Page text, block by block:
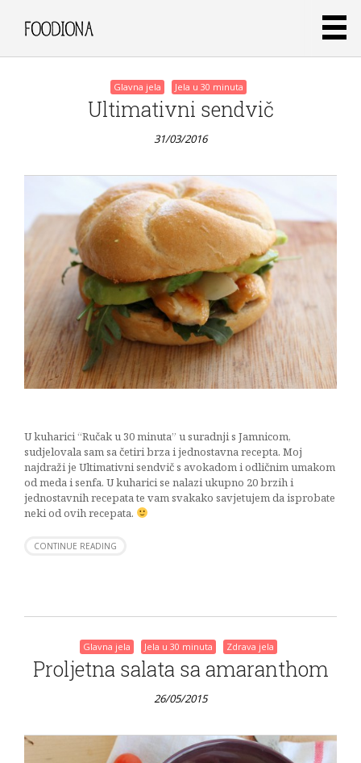
Glavna jela Jela u 30 minuta
Ultimativni sendvič
31/03/2016
U kuharici “Ručak u 30 minuta” u suradnji s Jamnicom,
sudjelovala sam sa četiri brza i jednostavna recepta. Moj
najdraži je Ultimativni sendvič s avokadom i odličnim umakom
od meda i senfa. U kuharici se nalazi ukupno 20 brzih i
jednostavnih recepata te vam svakako savjetujem da isprobate
neki od ovih recepata.
CONTINUE READING
Glavna jela Jela u 30 minuta Zdrava jela
Proljetna salata sa amaranthom
26/05/2015